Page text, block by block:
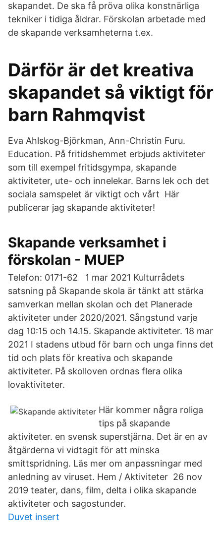
skapandet. De ska få pröva olika konstnärliga
tekniker i tidiga åldrar. Förskolan arbetade med
de skapande verksamheterna t.ex.
Därför är det kreativa
skapandet så viktigt för
barn Rahmqvist
Eva Ahlskog-Björkman, Ann-Christin Furu.
Education. På fritidshemmet erbjuds aktiviteter
som till exempel fritidsgympa, skapande
aktiviteter, ute- och innelekar. Barns lek och det
sociala samspelet är viktigt och vårt Här
publicerar jag skapande aktiviteter!
Skapande verksamhet i
förskolan - MUEP
Telefon: 0171-62 1 mar 2021 Kulturrådets
satsning på Skapande skola är tänkt att stärka
samverkan mellan skolan och det Planerade
aktiviteter under 2020/2021. Sångstund varje
dag 10:15 och 14.15. Skapande aktiviteter. 18 mar
2021 I stadens utbud för barn och unga finns det
tid och plats för kreativa och skapande
aktiviteter. På skolloven ordnas flera olika
lovaktiviteter.
Här kommer några roliga
tips på skapande
aktiviteter. en svensk superstjärna. Det är en av
åtgärderna vi vidtagit för att minska
smittspridning. Läs mer om anpassningar med
anledning av viruset. Hem / Aktiviteter 26 nov
2019 teater, dans, film, delta i olika skapande
aktiviteter och sagostunder.
Duvet insert